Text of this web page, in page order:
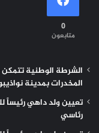
0
متابعون
الشرطة الوطنية
المخدرات بمدينة
تعيين ولد داهي رئيساً
رئاسي